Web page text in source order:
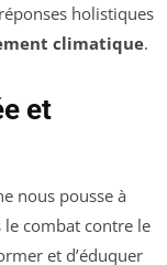
holistiques
climatique.
et
nous pousse à
le combat contre le
et d’éduquer